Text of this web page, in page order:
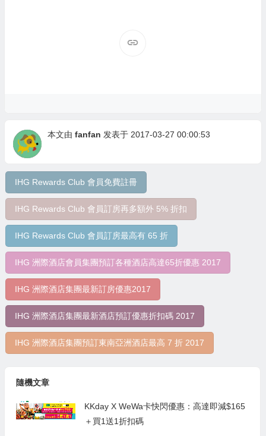
本文由 fanfan 发表于 2017-03-27 00:00:53
IHG Rewards Club 會員免費註冊
IHG Rewards Club 會員訂房再多額外 5% 折扣
IHG Rewards Club 會員訂房最高有 65 折
IHG 洲際酒店會員集團預訂各種酒店高達65折優惠 2017
IHG 洲際酒店集團最新訂房優惠2017
IHG 洲際酒店集團最新酒店預訂優惠折扣碼 2017
IHG 洲際酒店集團預訂東南亞洲酒店最高 7 折 2017
隨機文章
KKday X WeWa卡快閃優惠：高達即減$165
＋買1送1折扣碼